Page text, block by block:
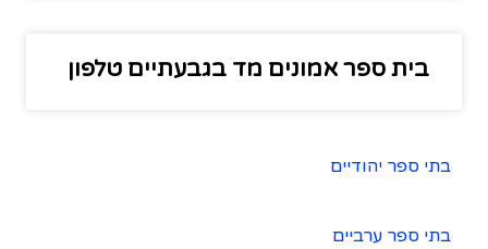
בית ספר אמונים מד בגבעתיים טלפון
בתי ספר יהודיים
בתי ספר ערביים